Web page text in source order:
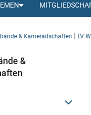
& Kameradschaften LV
&